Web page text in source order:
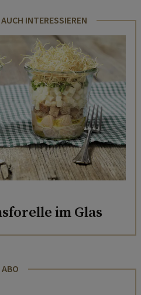
INTERESSIEREN
im Glas
ABO